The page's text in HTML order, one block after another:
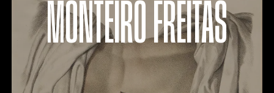
MONTEIRO FREITAS